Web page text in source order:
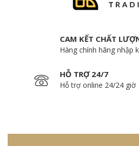
CAM KẾT CHẤT
Hàng chính hãng nhập
HỖ TRỢ 24/7
Hỗ trợ online 24/24 giờ